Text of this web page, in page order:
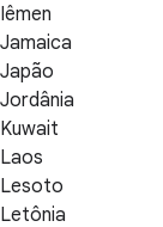
Iêmen
Jamaica
Japão
Jordânia
Kuwait
Laos
Lesoto
Letônia